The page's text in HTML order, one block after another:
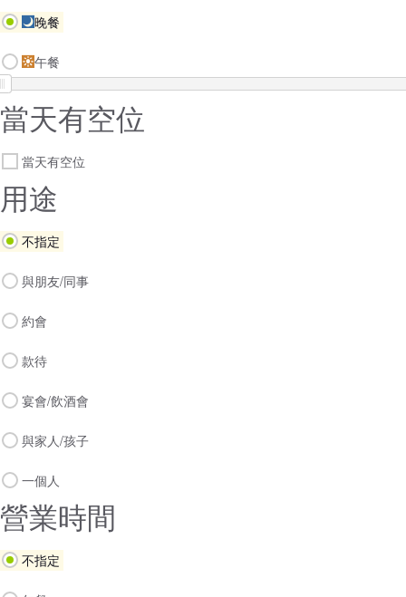
晚餐
午餐
當天有空位
當天有空位
用途
不指定
與朋友/同事
約會
款待
宴會/飲酒會
與家人/孩子
一個人
營業時間
不指定